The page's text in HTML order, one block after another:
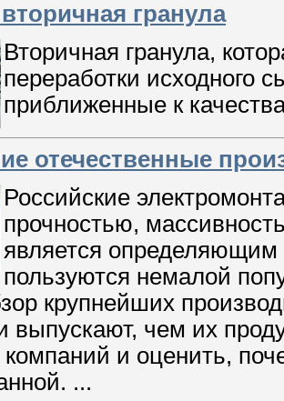
гранула
Вторичная гранула,
переработки исходного
приближенные к
отечественные
Российские
прочностью,
является определяющим
пользуются немалой
крупнейших
выпускают, чем их
и оценить,
...